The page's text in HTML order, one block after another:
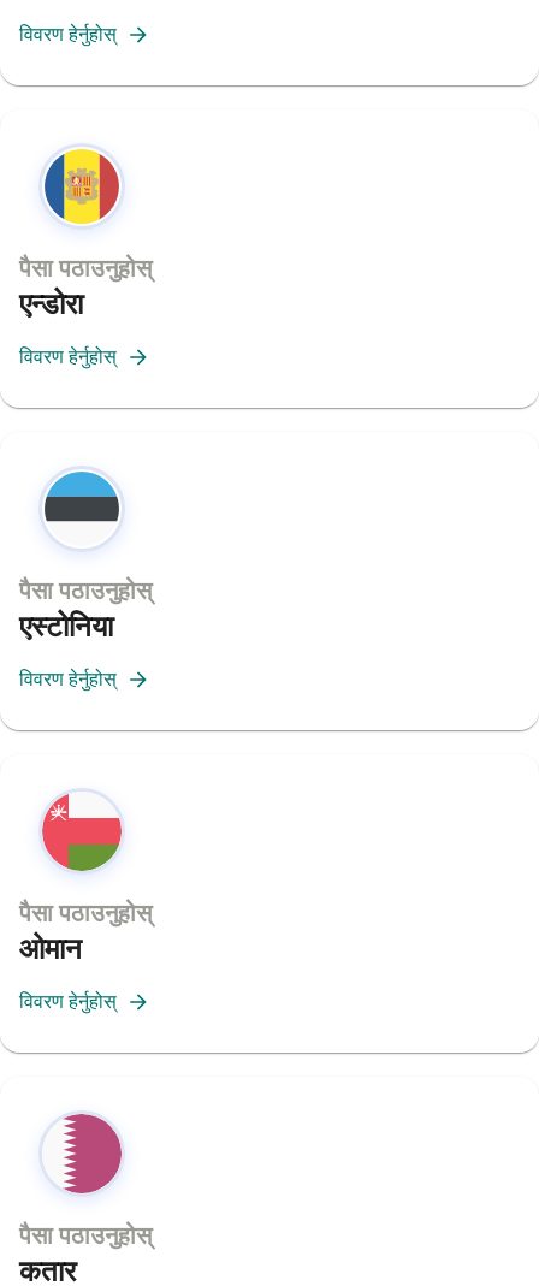
विवरण हेर्नुहोस्
पैसा पठाउनुहोस्
एन्डोरा
विवरण हेर्नुहोस्
पैसा पठाउनुहोस्
एस्टोनिया
विवरण हेर्नुहोस्
पैसा पठाउनुहोस्
ओमान
विवरण हेर्नुहोस्
पैसा पठाउनुहोस्
कतार